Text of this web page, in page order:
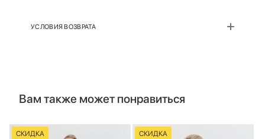
УСЛОВИЯ ВОЗВРАТА
Вам также может понравиться
СКИДКА СКИДКА